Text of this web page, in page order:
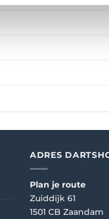
ADRES
Plan je route
Zuiddijk 61
1501 CB Zaandam